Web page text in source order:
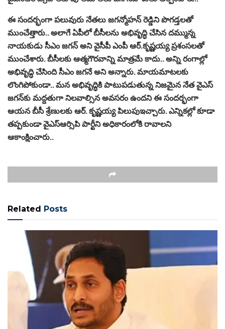
ఈ సందర్భంగా పలువురు నేతలు జగన్మోహన్ రెడ్డిని పొగడ్తలతో
ముంచేత్తారు.. అలాగే ఏపీలో బీసీలను అభివృద్ధి చేసిన దమ్మున్న
నాయకుడు సీఎం జగన్‌ అని వైసీపీ ఎంపీ ఆర్‌.కృష్ణయ్య ప్రశంసలతో
ముంచేశారు. బీసీలకు ఆత్మగౌరవాన్ని మాత్రమే కాదు.. అన్ని రంగాల్లో
అభివృద్ధి చేసింది సీఎం జగనే అని అన్నారు. మాయమాటలకు
లొంగిపోకుండా.. మన అభివృద్ధికి పాటుపడుతున్న నిజమైన నేత వైఎస్‌
జగన్‌కు మద్దతుగా నిలవాల్సిన అవసరం ఉందని ఈ సందర్భంగా
ఆయన బీసీ శ్రేణులకు ఆర్. కృష్ణయ్య పిలుపుఇచ్చారు. ఎన్నికల్లో కూడా
తప్పకుండా వైఎస్ఆర్సిపి పార్టీని అధికారంలోకి రావాలని
ఆకాంక్షించారు..
Related Posts